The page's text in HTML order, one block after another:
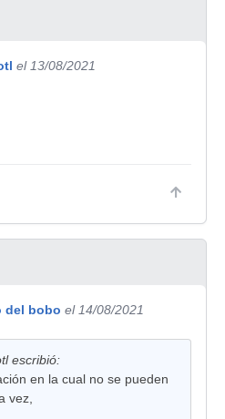
el 13/08/2021
del bobo el 14/08/2021
escribió:
en la cual no se pueden
vez,